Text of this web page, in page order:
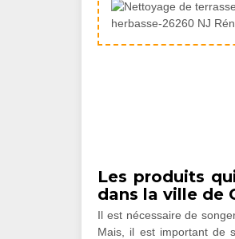
Les produits
dans la ville de
Il est nécessaire de
Mais, il est important de